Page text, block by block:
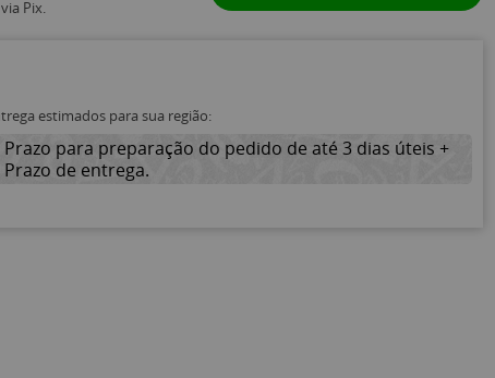
Pix.
estimados para sua região:
Prazo para preparação do pedido de até 3 dias úteis +
Prazo de entrega.